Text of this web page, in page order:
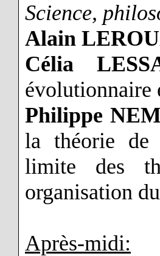
Science,
Alain
Célia
évolutionnaire
Philippe
la théorie de
limite des
organisation
Après-midi: